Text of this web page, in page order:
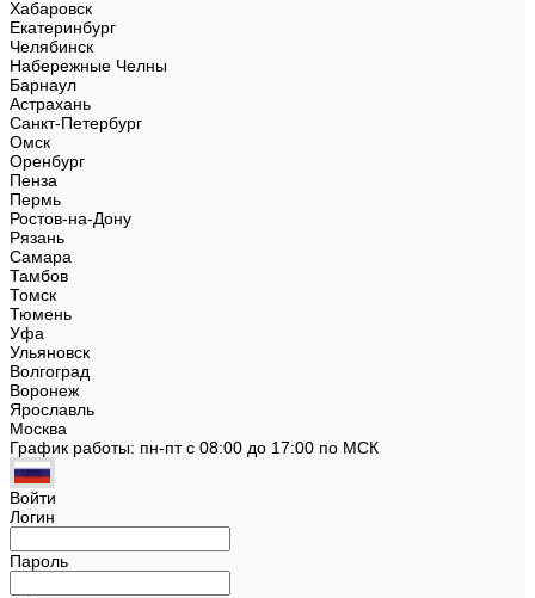
Хабаровск
Екатеринбург
Челябинск
Набережные Челны
Барнаул
Астрахань
Санкт-Петербург
Омск
Оренбург
Пенза
Пермь
Ростов-на-Дону
Рязань
Самара
Тамбов
Томск
Тюмень
Уфа
Ульяновск
Волгоград
Воронеж
Ярославль
Москва
График работы: пн-пт с 08:00 до 17:00 по МСК
Войти
Логин
Пароль